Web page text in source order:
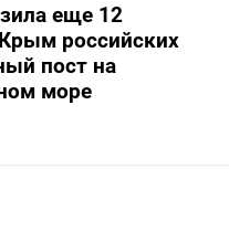
еще 12
российских
пост на
море